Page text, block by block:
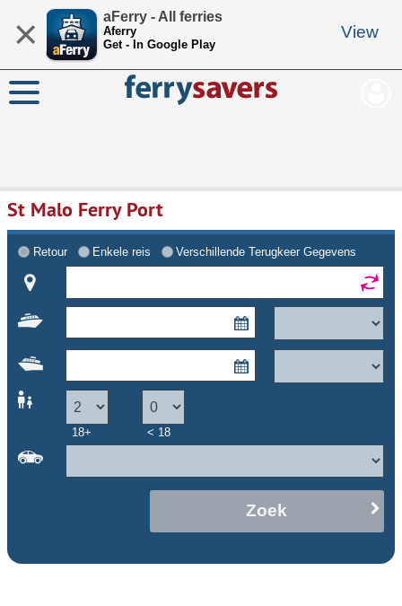
× aFerry - All ferries
Aferry
Get - In Google Play
View
St Malo Ferry Port
Retour Enkele reis Verschillende Terugkeer Gegevens
18+ < 18
Zoek